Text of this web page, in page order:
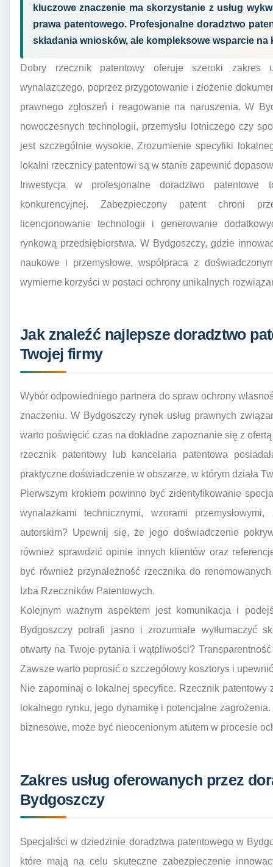
kluczowe znaczenie ma skorzystanie z usług
prawa patentowego. Profesjonalne doradztwo
składania wniosków, ale kompleksowe wsparcie
Dobry rzecznik patentowy oferuje szeroki zakres
wynalazczego, poprzez przygotowanie i złożenie
prawnego zgłoszeń i reagowanie na naruszenia. W
nowoczesnych technologii, przemysłu lotniczego czy
jest szczególnie wysokie. Zrozumienie specyfiki
lokalni rzecznicy patentowi są w stanie zapewnić
Inwestycja w profesjonalne doradztwo
konkurencyjnej. Zabezpieczony patent chroni
licencjonowanie technologii i generowanie
rynkową przedsiębiorstwa. W Bydgoszczy, gdzie
naukowe i przemysłowe, współpraca z
wymierne korzyści w postaci ochrony unikalnych
Jak znaleźć najlepsze doradztwo
Twojej firmy
Wybór odpowiedniego partnera do spraw ochrony
znaczeniu. W Bydgoszczy rynek usług prawnych
warto poświęcić czas na dokładne zapoznanie się z
rzecznik patentowy lub kancelaria patentowa
praktyczne doświadczenie w obszarze, w którym działa
Pierwszym krokiem powinno być zidentyfikowanie
wynalazkami technicznymi, wzorami
autorskim? Upewnij się, że jego doświadczenie
również sprawdzić opinie innych klientów oraz
być również przynależność rzecznika do
Izba Rzeczników Patentowych.
Kolejnym ważnym aspektem jest komunikacja i
Bydgoszczy potrafi jasno i zrozumiale wytłumaczyć
otwarty na Twoje pytania i wątpliwości?
Zawsze warto poprosić o szczegółowy kosztorys i
Nie zapominaj o lokalnej specyfice. Rzecznik
lokalnego rynku, jego dynamikę i potencjalne
biznesowe, może być nieocenionym atutem w procesie
Zakres usług oferowanych przez
Bydgoszczy
Specjaliści w dziedzinie doradztwa patentowego w
które mają na celu skuteczne zabezpieczenie